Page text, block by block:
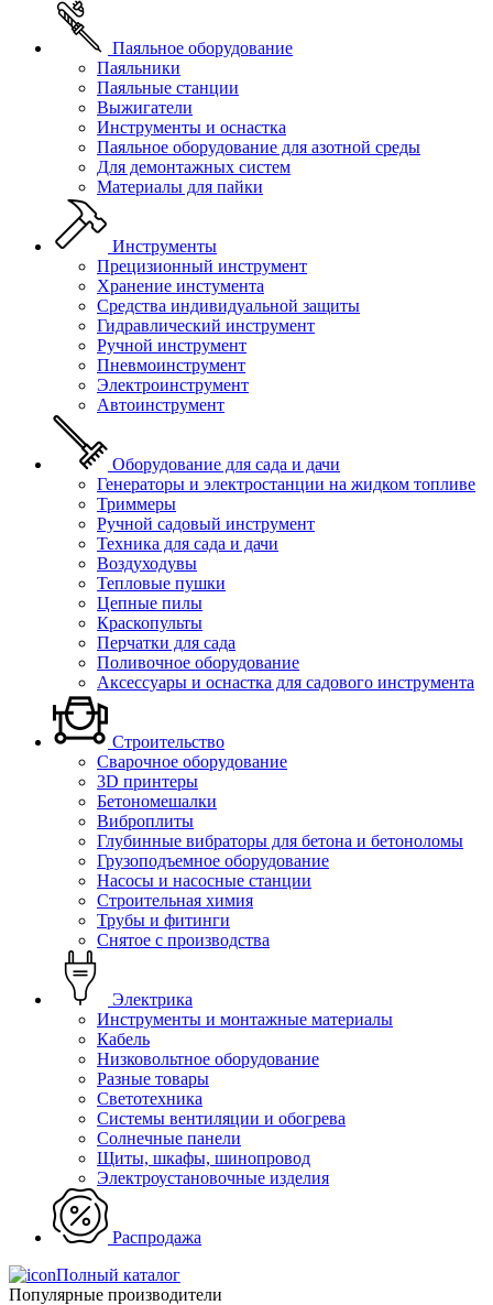
Паяльное оборудование
Паяльники
Паяльные станции
Выжигатели
Инструменты и оснастка
Паяльное оборудование для азотной среды
Для демонтажных систем
Материалы для пайки
Инструменты
Прецизионный инструмент
Хранение инстумента
Средства индивидуальной защиты
Гидравлический инструмент
Ручной инструмент
Пневмоинструмент
Электроинструмент
Автоинструмент
Оборудование для сада и дачи
Генераторы и электростанции на жидком топливе
Триммеры
Ручной садовый инструмент
Техника для сада и дачи
Воздуходувы
Тепловые пушки
Цепные пилы
Краскопульты
Перчатки для сада
Поливочное оборудование
Аксессуары и оснастка для садового инструмента
Строительство
Сварочное оборудование
3D принтеры
Бетономешалки
Виброплиты
Глубинные вибраторы для бетона и бетоноломы
Грузоподъемное оборудование
Насосы и насосные станции
Строительная химия
Трубы и фитинги
Снятое с производства
Электрика
Инструменты и монтажные материалы
Кабель
Низковольтное оборудование
Разные товары
Светотехника
Системы вентиляции и обогрева
Солнечные панели
Щиты, шкафы, шинопровод
Электроустановочные изделия
Распродажа
Полный каталог
Популярные производители